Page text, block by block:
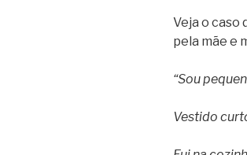
Veja o caso
pela mãe e
“Sou
Vestido